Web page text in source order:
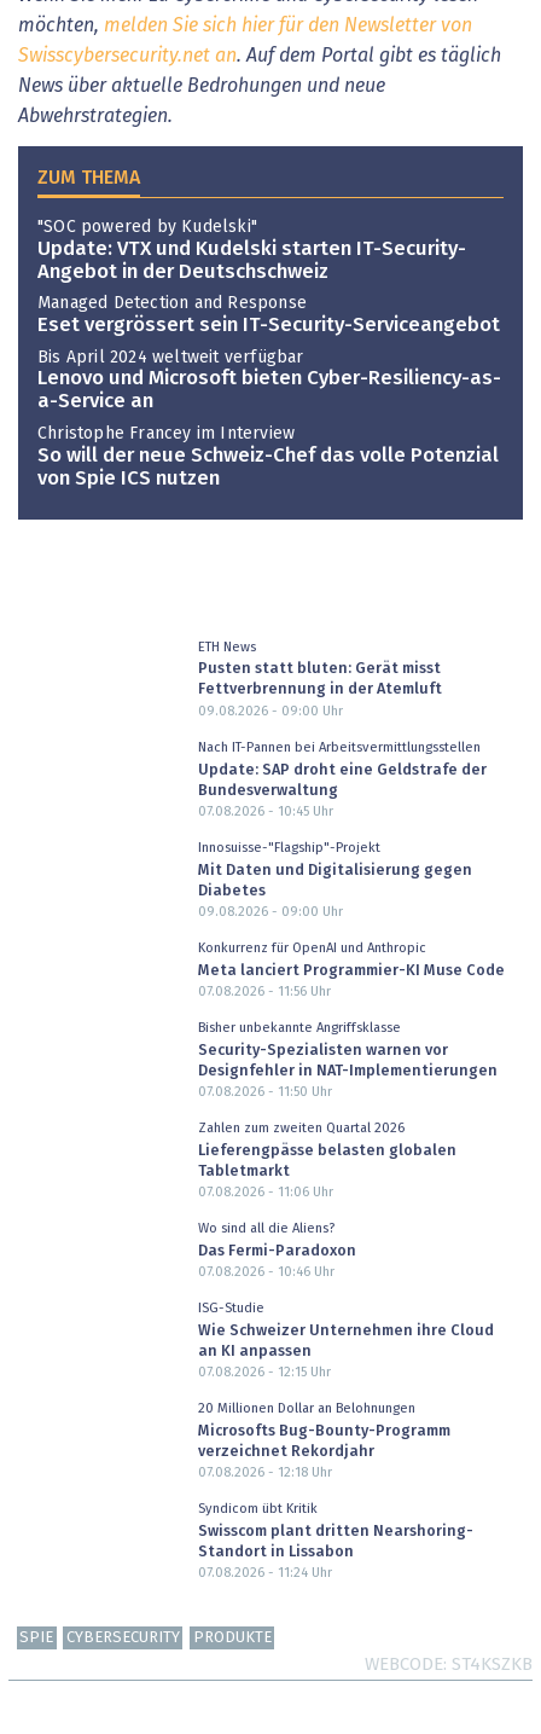
möchten, melden Sie sich hier für den Newsletter von
Swisscybersecurity.net an. Auf dem Portal gibt es täglich
News über aktuelle Bedrohungen und neue
Abwehrstrategien.
ZUM THEMA
"SOC powered by Kudelski"
Update: VTX und Kudelski starten IT-Security-
Angebot in der Deutschschweiz
Managed Detection and Response
Eset vergrössert sein IT-Security-Serviceangebot
Bis April 2024 weltweit verfügbar
Lenovo und Microsoft bieten Cyber-Resiliency-as-
a-Service an
Christophe Francey im Interview
So will der neue Schweiz-Chef das volle Potenzial
von Spie ICS nutzen
ETH News
Pusten statt bluten: Gerät misst
Fettverbrennung in der Atemluft
09.08.2026 - 09:00 Uhr
Nach IT-Pannen bei Arbeitsvermittlungsstellen
Update: SAP droht eine Geldstrafe der
Bundesverwaltung
07.08.2026 - 10:45Uhr
Innosuisse-"Flagship"-Projekt
Mit Daten und Digitalisierung gegen
Diabetes
09.08.2026 - 09:00 Uhr
Konkurrenz für OpenAI und Anthropic
Meta lanciert Programmier-KI Muse Code
07.08.2026 - 11:56Uhr
Bisher unbekannte Angriffsklasse
Security-Spezialisten warnen vor
Designfehler in NAT-Implementierungen
07.08.2026 - 11:50 Uhr
Zahlen zum zweiten Quartal 2026
Lieferengpässe belasten globalen
Tabletmarkt
07.08.2026 - 11:06Uhr
Wo sind all die Aliens?
Das Fermi-Paradoxon
07.08.2026 - 10:46Uhr
ISG-Studie
Wie Schweizer Unternehmen ihre Cloud
an KI anpassen
07.08.2026 - 12:15Uhr
20 Millionen Dollar an Belohnungen
Microsofts Bug-Bounty-Programm
verzeichnet Rekordjahr
07.08.2026 - 12:18Uhr
Syndicom übt Kritik
Swisscom plant dritten Nearshoring-
Standort in Lissabon
07.08.2026 - 11:24Uhr
SPIE CYBERSECURITY PRODUKTE
WEBCODE ST4KSZKB